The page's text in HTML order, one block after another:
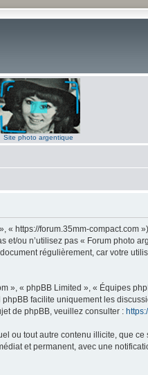
Site photo argentique
https://forum.35mm-compact.com
et/ou n’utilisez pas « Forum photo
régulièrement, car votre
», « phpBB Limited », « Équipes
phpBB facilite uniquement les
de phpBB, veuillez consulter :
ou tout autre contenu illicite, que
et permanent, avec une